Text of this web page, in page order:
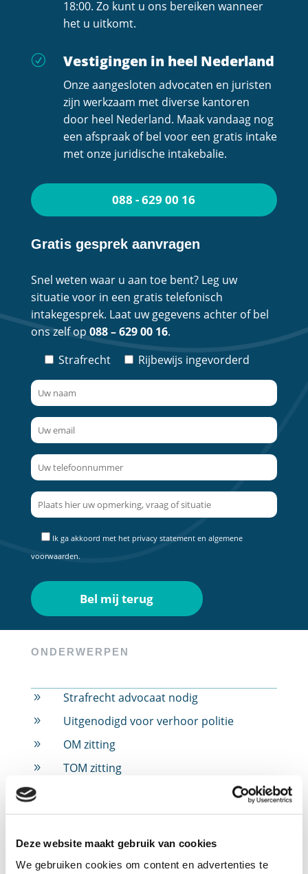
Deze website maakt gebruik van cookies
We gebruiken cookies om content en advertenties te
18:00. Zo kunt u ons bereiken wanneer
het u uitkomt.
R Vestigingen in heel Nederland
Onze aangesloten advocaten en juristen
zijn werkzaam met diverse kantoren
door heel Nederland. Maak vandaag nog
een afspraak of bel voor een gratis intake
met onze juridische intakebalie.
088 - 629 00 16
Gratis gesprek aanvragen
Snel weten waar u aan toe bent? Leg uw
situatie voor in een gratis telefonisch
intakegesprek. Laat uw gegevens achter of bel
ons zelf op 088 – 629 00 16.
Strafrecht
Rijbewijs ingevorderd
Ik ga akkoord met het privacy statementen algemene
voorwaarden.
ONDERWERPEN
9 Strafrecht advocaat nodig
9 Uitgenodigd voor verhoor politie
9 OM zitting
9 TOM zitting
9
9 Rijbewijs ingevorderd door alcohol
Rijbewijs ingevorderd door drugs
9 Rijbewijs ingevorderd door snelheid